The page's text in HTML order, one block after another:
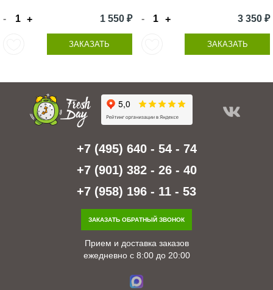
- + 1 550 ₽
ЗАКАЗАТЬ
- + 3 350 ₽
ЗАКАЗАТЬ
+7 (495) 640 - 54 - 74
+7 (901) 382 - 26 - 40
+7 (958) 196 - 11 - 53
ЗАКАЗАТЬ ОБРАТНЫЙ ЗВОНОК
Прием и доставка заказов
ежедневно с 8:00 до 20:00